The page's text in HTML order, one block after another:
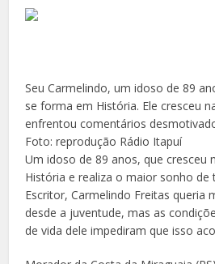
Seu Carmelindo, um idoso de 89
se forma em História. Ele cresceu
enfrentou comentários
Foto: reprodução Rádio Itapuí
Um idoso de 89 anos, que cresceu
História e realiza o maior sonho de
Escritor, Carmelindo Freitas queria
desde a juventude, mas as
de vida dele impediram que isso